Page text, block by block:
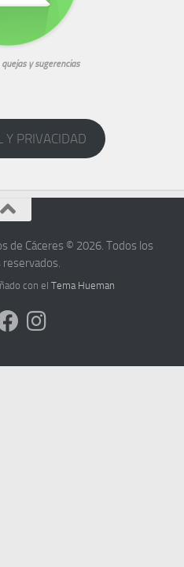
y sugerencias
Y PRIVACIDAD
de Cáceres © 2026. Todos los
reservados.
con elTema Hueman